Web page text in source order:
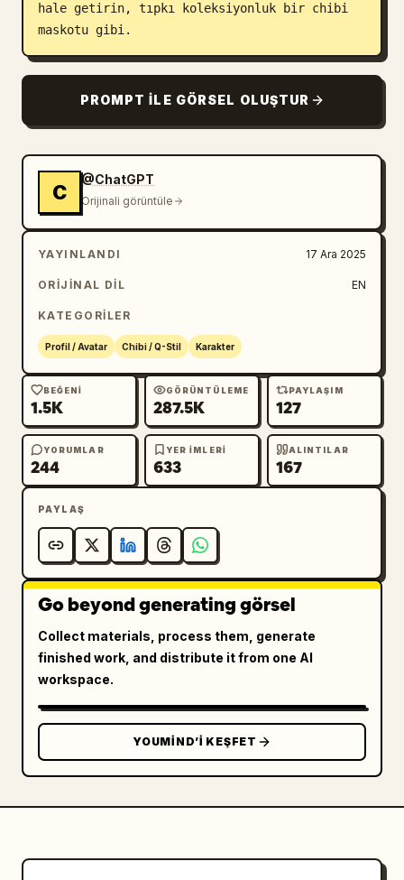
hale getirin, tıpkı koleksiyonluk bir chibi
maskotu gibi.
PROMPT ILE GÖRSEL OLUŞTUR
C
@ChatGPT
Orijinali görüntüle
YAYINLANDI 17 Ara 2025
ORIJINAL DIL EN
KATEGORILER
Profil / Avatar Chibi / Q-Stil Karakter
BEĞENI
1.5K
GÖRÜNTÜLEME
287.5K
PAYLAŞIM
127
YORUMLAR
244
YER IMLERI
633
ALINTILAR
167
PAYLAŞ
Go beyond generating görsel
Collect materials, process them, generate
finished work, and distribute it from one AI
workspace.
YOUMIND’I KEŞFET